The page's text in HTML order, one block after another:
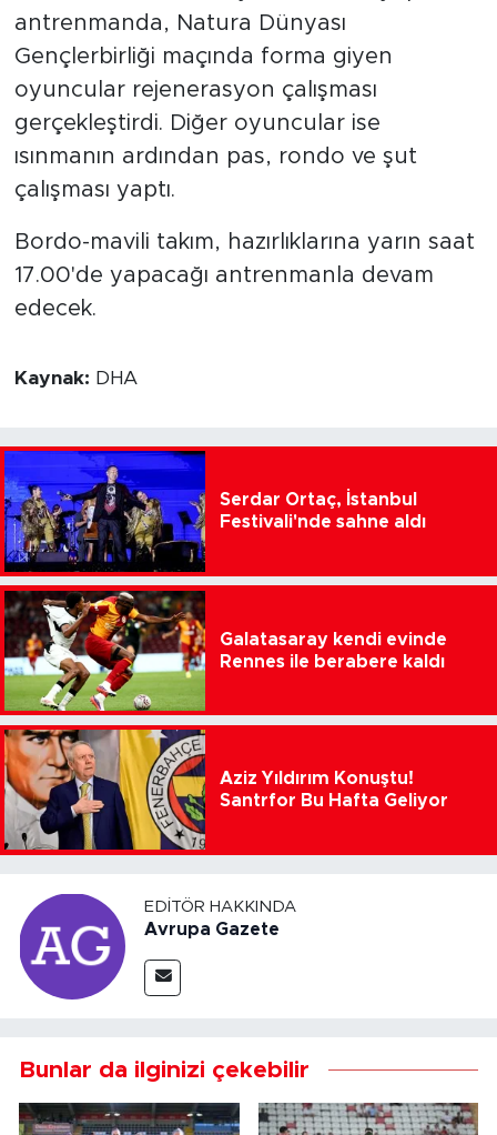
antrenmanda, Natura Dünyası
Gençlerbirliği maçında forma giyen
oyuncular rejenerasyon çalışması
gerçekleştirdi. Diğer oyuncular ise
ısınmanın ardından pas, rondo ve şut
çalışması yaptı.
Bordo-mavili takım, hazırlıklarına yarın saat
17.00'de yapacağı antrenmanla devam
edecek.
Kaynak: DHA
Serdar Ortaç, İstanbul
Festivali'nde sahne aldı
Galatasaray kendi evinde
Rennes ile berabere kaldı
Aziz Yıldırım Konuştu!
Santrfor Bu Hafta Geliyor
EDITÖR HAKKINDA
Avrupa Gazete
Bunlar da ilginizi çekebilir